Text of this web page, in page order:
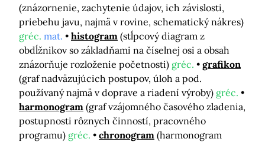
(znázornenie, zachytenie údajov, ich závislosti,
priebehu javu, najmä v rovine, schematický nákres)
gréc. mat. histogram (stĺpcový diagram z
obdĺžnikov so základňami na číselnej osi a obsah
znázorňuje rozloženie početnosti) gréc.
grafikon
(graf nadväzujúcich postupov, úloh a pod.
používaný najmä v doprave a riadení výroby) gréc.
harmonogram (graf vzájomného časového zladenia,
postupnosti rôznych činností, pracovného
programu) gréc. chronogram (harmonogram